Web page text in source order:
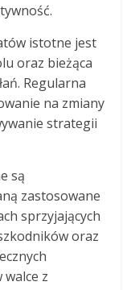
istotne jest
oraz bieżąca
Regularna
na zmiany
strategii
są
zastosowane
sprzyjających
oraz
z